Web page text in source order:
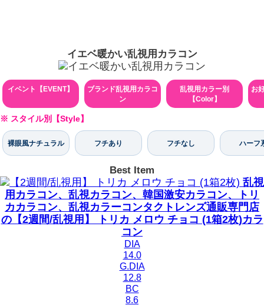
イエベ暖かい乱視用カラコン
イベント【EVENT】
ブランド乱視用カラコ
ン
乱視用カラー別
【Color】
お
※ スタイル別【Style】
裸眼風ナチュラル フチあり フチなし ハーフ
Best Item
乱視
用カラコン、乱視カラコン、韓国激安カラコン、トリ
カカラコン、乱視カラーコンタクトレンズ通販専門店
の【2週間/乱視用】 トリカ メロウ チョコ (1箱2枚)カラ
コン
DIA
14.0
G.DIA
12.8
BC
8.6